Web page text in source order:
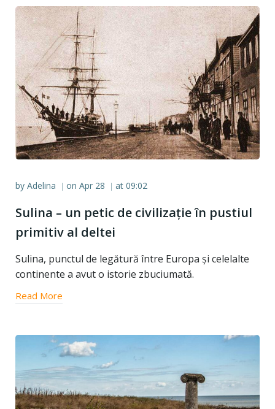
by Adelina | on Apr 28 | at 09:02
Sulina – un petic de civilizație în pustiul
primitiv al deltei
Sulina, punctul de legătură între Europa și celelalte
continente a avut o istorie zbuciumată.
Read More